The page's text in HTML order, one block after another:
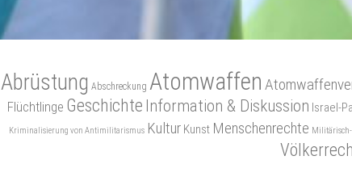
Abrüstung Abschreckung Atomwaffen
Flüchtlinge Geschichte Information & Diskussion Israel-
Kriminalisierung von Antimilitarismus Kultur Kunst Menschenrechte